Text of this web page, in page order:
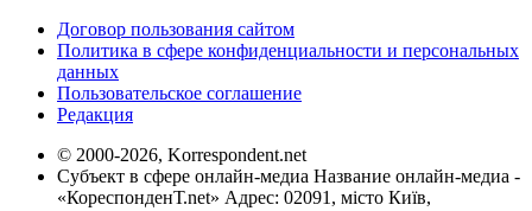
Договор пользования сайтом
Политика в сфере конфиденциальности и персональных
данных
Пользовательское соглашение
Редакция
© 2000-2026, Korrespondent.net
Субъект в сфере онлайн-медиа Название онлайн-медиа -
«КореспонденТ.net» Адрес: 02091, місто Київ,